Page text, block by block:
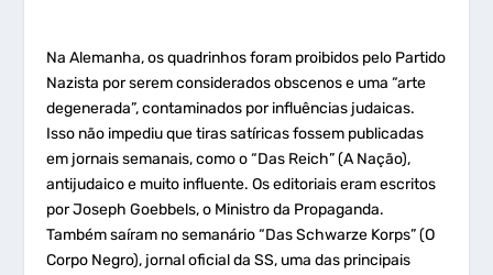
Na Alemanha, os quadrinhos foram proibidos pelo Partido
Nazista por serem considerados obscenos e uma “arte
degenerada”, contaminados por influências judaicas.
Isso não impediu que tiras satíricas fossem publicadas
em jornais semanais, como o “Das Reich” (A Nação),
antijudaico e muito influente. Os editoriais eram escritos
por Joseph Goebbels, o Ministro da Propaganda.
Também saíram no semanário “Das Schwarze Korps” (O
Corpo Negro), jornal oficial da SS, uma das principais